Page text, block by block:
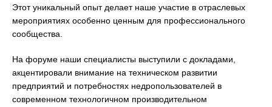
Этот уникальный опыт делает наше участие в отраслевых
мероприятиях особенно ценным для профессионального
сообщества.
На форуме наши специалисты выступили с докладами,
акцентировали внимание на техническом развитии
предприятий и потребностях недропользователей в
современном технологичном производительном